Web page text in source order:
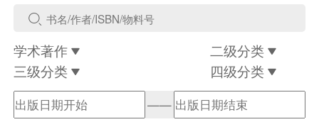
学术著作
二级分类
三级分类
四级分类
——